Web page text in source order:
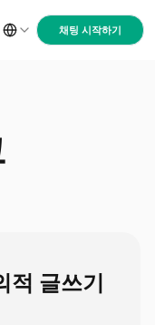
채팅 시작하기
글쓰기